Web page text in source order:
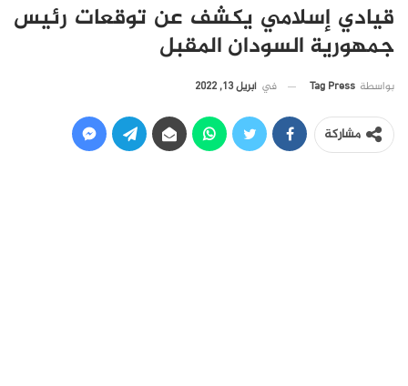
قيادي إسلامي يكشف عن توقعات رئيس
جمهورية السودان المقبل
بواسطة Tag Press في أبريل 13, 2022
مشاركة